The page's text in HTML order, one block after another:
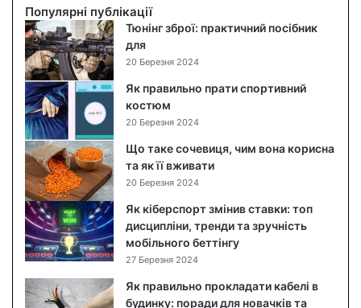
и
й
с
а
л
а
т
:
п
о
к
р
о
к
о
в
и
й
Популярні публікації
Тюнінг зброї: практичний посібник
для
20 Березня 2024
Як правильно прати спортивний
костюм
20 Березня 2024
Що таке сочевиця, чим вона корисна
та як її вживати
20 Березня 2024
Як кіберспорт змінив ставки: топ
дисципліни, тренди та зручність
мобільного беттінгу
27 Березня 2024
Як правильно прокладати кабелі в
будинку: поради для новачків та